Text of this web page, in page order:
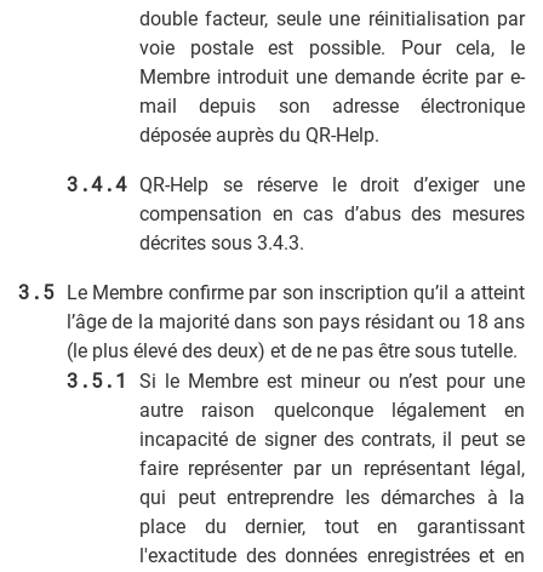
double facteur, seule une réinitialisation par
voie postale est possible. Pour cela, le
Membre introduit une demande écrite par e-
mail depuis son adresse électronique
déposée auprès du QR-Help.
QR-Help se réserve le droit d’exiger une
compensation en cas d’abus des mesures
décrites sous 3.4.3.
Le Membre confirme par son inscription qu’il a atteint
l’âge de la majorité dans son pays résidant ou 18 ans
(le plus élevé des deux) et de ne pas être sous tutelle.
Si le Membre est mineur ou n’est pour une
autre raison quelconque légalement en
incapacité de signer des contrats, il peut se
faire représenter par un représentant légal,
qui peut entreprendre les démarches à la
place du dernier, tout en garantissant
l'exactitude des données enregistrées et en